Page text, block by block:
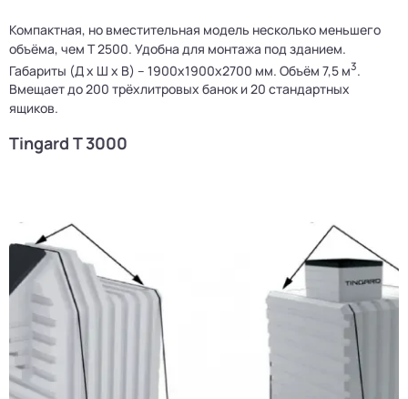
Компактная, но вместительная модель несколько меньшего
объёма, чем Т 2500. Удобна для монтажа под зданием.
Габариты (Д х Ш х В) – 1900x1900x2700 мм. Объём 7,5 м3.
Вмещает до 200 трёхлитровых банок и 20 стандартных
ящиков.
Tingard Т 3000